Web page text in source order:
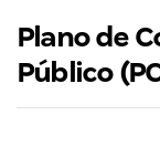
Plano de
Público